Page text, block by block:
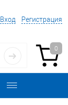
Вход Регистрация
0